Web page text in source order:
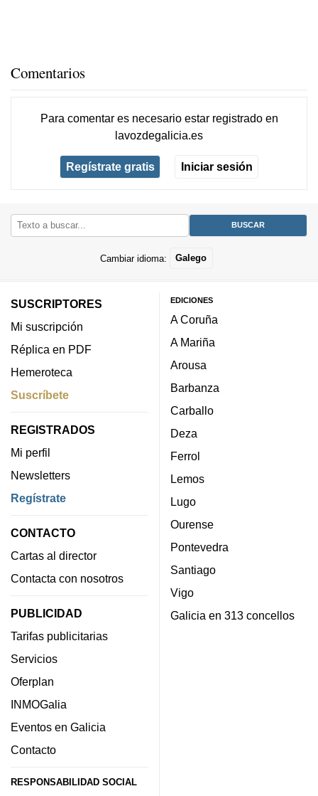
Comentarios
Para comentar es necesario estar registradoen
lavozdegalicia.es
Regístrate gratis Iniciar sesión
Cambiar idioma: Galego
SUSCRIPTORES
Mi suscripción
Réplica en PDF
Hemeroteca
Suscríbete
REGISTRADOS
Mi perfil
Newsletters
Regístrate
CONTACTO
Cartas al director
Contacta con nosotros
PUBLICIDAD
Tarifas publicitarias
Servicios
Oferplan
INMOGalia
Eventos en Galicia
Contacto
RESPONSABILIDAD SOCIAL
EDICIONES
A Coruña
A Mariña
Arousa
Barbanza
Carballo
Deza
Ferrol
Lemos
Lugo
Ourense
Pontevedra
Santiago
Vigo
Galicia en 313 concellos